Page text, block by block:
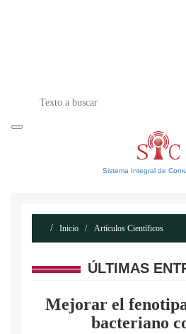
Sistema Integral de
Inicio Artículos Científicos
ÚLTIMAS
Mejorar el
bacteriano